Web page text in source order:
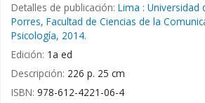
Detalles de publicación: Lima : Universidad
Porres, Facultad de Ciencias de la
Psicología, 2014.
Edición: 1a ed
Descripción: 226 p. 25 cm
ISBN: 978-612-4221-06-4